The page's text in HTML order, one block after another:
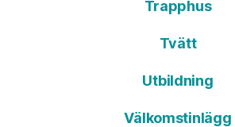
Trapphus
Tvätt
Utbildning
Välkomstinlägg